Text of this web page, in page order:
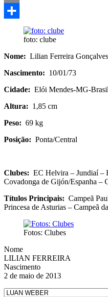
Email
foto: clube
Nome: Lilian Ferreira Gonçalves
Nascimento: 10/01/73
Cidade: Elói Mendes-MG-Brasil
Altura: 1,85 cm
Peso: 69 kg
Posição: Ponta/Central
Clubes: EC Helvira – Jundiaí –
Covadonga de Gijón/Espanha –
Títulos Principais: Campeã
Princesa de Asturias – Campeã
Fotos: Clubes
Nome
LILIAN FERREIRA
Nascimento
2 de maio de 2013